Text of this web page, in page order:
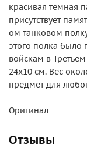
красивая темная
присутствует
ом танковом
этого полка было
войскам в
24х10 см. Вес
предмет для
Оригинал
Отзывы